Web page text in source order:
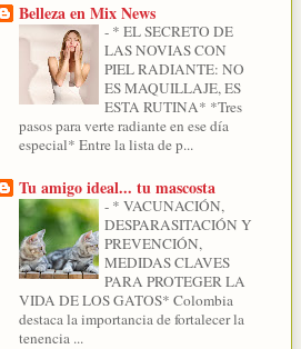
Belleza en Mix News
- * EL SECRETO DE
LAS NOVIAS CON
PIEL RADIANTE: NO
ES MAQUILLAJE, ES
ESTA RUTINA* *Tres
pasos para verte radiante en ese día
especial* Entre la lista de p...
Tu amigo ideal... tu mascosta
- * VACUNACIÓN,
DESPARASITACIÓN Y
PREVENCIÓN,
MEDIDAS CLAVES
PARA PROTEGER LA
VIDA DE LOS GATOS* Colombia
destaca la importancia de fortalecer la
tenencia ...